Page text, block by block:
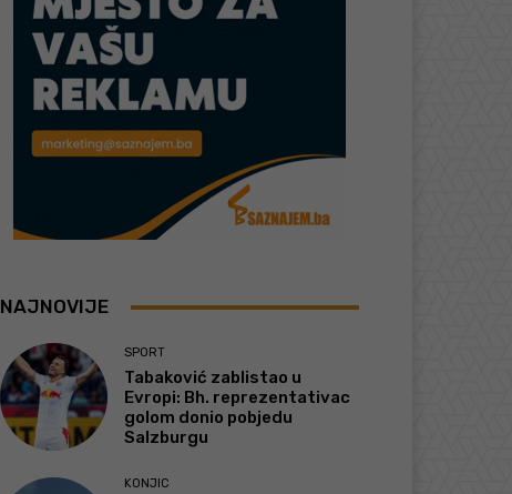
NAJNOVIJE
SPORT
Tabaković zablistao u
Evropi: Bh. reprezentativac
golom donio pobjedu
Salzburgu
KONJIC